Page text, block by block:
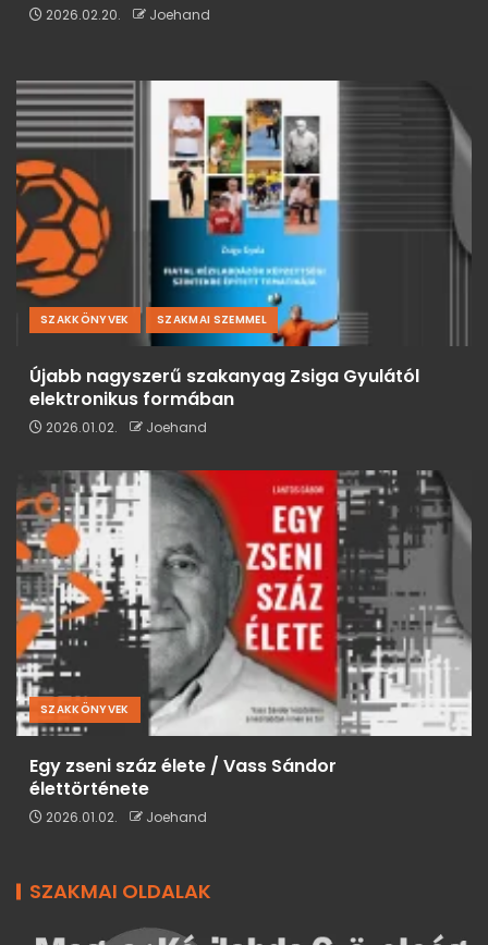
2026.02.20. Joehand
SZAKKÖNYVEK SZAKMAI SZEMMEL
Újabb nagyszerű szakanyag Zsiga Gyulától
elektronikus formában
2026.01.02. Joehand
SZAKKÖNYVEK
Egy zseni száz élete / Vass Sándor
élettörténete
2026.01.02. Joehand
SZAKMAI OLDALAK